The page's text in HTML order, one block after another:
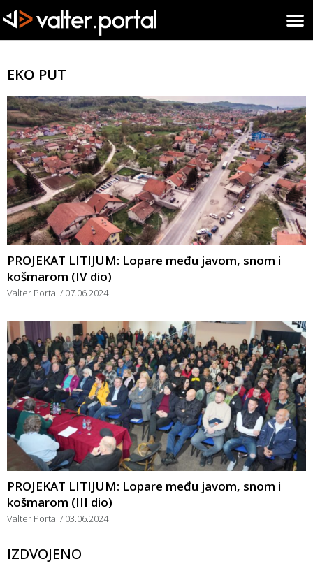
EKO PUT
PROJEKAT LITIJUM: Lopare među javom, snom i
košmarom (IV dio)
Valter Portal 07.06.2024
PROJEKAT LITIJUM: Lopare među javom, snom i
košmarom (III dio)
Valter Portal 03.06.2024
IZDVOJENO